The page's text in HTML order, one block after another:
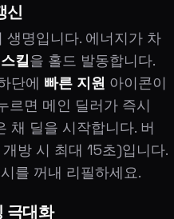
신
명입니다. 에너지가 차
킬을 홀드 발동합니다.
단에 빠른 지원 아이콘이
르면 메인 딜러가 즉시
채 딜을 시작합니다. 버
방 시 최대 15초)입니다.
를 꺼내 리필하세요.
극대화